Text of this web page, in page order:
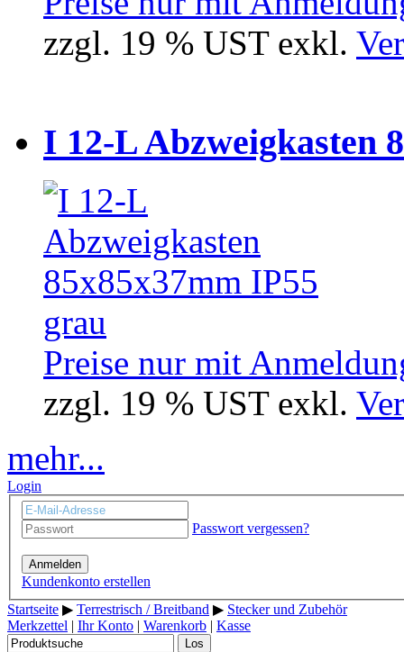
zzgl. 19 % UST exkl.
I 12-L Abzweigkasten
Preise nur mit
zzgl. 19 % UST exkl.
mehr...
Login
Passwort vergessen?
Anmelden
Kundenkonto erstellen
Startseite ▶ Terrestrisch / Breitband ▶ Stecker und Zubehör
Merkzettel | Ihr Konto | Warenkorb | Kasse
Los